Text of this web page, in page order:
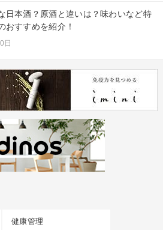
日本酒？原酒と違いは？味わいなど特
おすすめを紹介！
日
健康管理